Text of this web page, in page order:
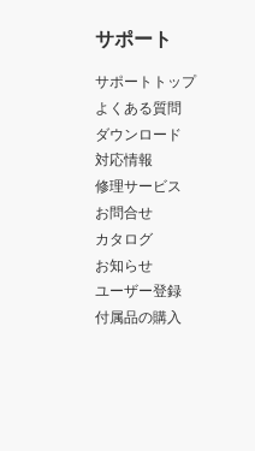
サポート
サポートトップ
よくある質問
ダウンロード
対応情報
修理サービス
お問合せ
カタログ
お知らせ
ユーザー登録
付属品の購入